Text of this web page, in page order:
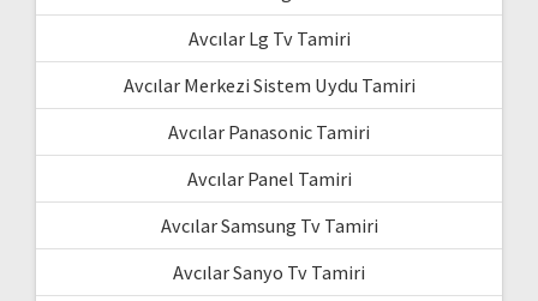
Avcılar Lg Tv Tamiri
Avcılar Merkezi Sistem Uydu Tamiri
Avcılar Panasonic Tamiri
Avcılar Panel Tamiri
Avcılar Samsung Tv Tamiri
Avcılar Sanyo Tv Tamiri